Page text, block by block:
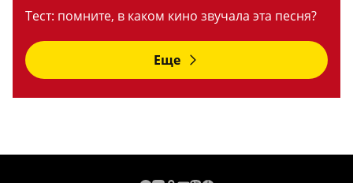
Тест: помните, в каком кино звучала эта песня?
Еще